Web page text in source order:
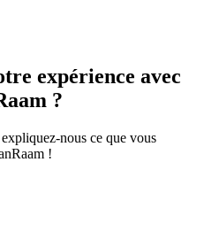
expérience avec
?
nous ce que vous
!